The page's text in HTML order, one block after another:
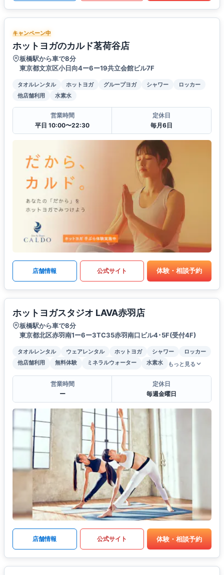
キャンペーン中
ホットヨガのカルド茗荷谷店
板橋駅から車で8分
東京都文京区小日向4ー6ー19共立会館ビル7F
タオルレンタル ホットヨガ グループヨガ シャワー
ロッカー
他店舗利用
水素水
営業時間
平日 10:00〜22:30
定休日
毎月6日
店舗情報 公式サイト 体験・相談予約
ホットヨガスタジオ LAVA赤羽店
板橋駅から車で8分
東京都北区赤羽南1ー6ー3TC35赤羽南口ビル4･5F(受付4F)
タオルレンタル ウェアレンタル ホットヨガ シャワー
ロッカー
他店舗利用
無料体験 ミネラルウォーター 水素水 もっと見る
営業時間
ー
定休日
毎週金曜日
店舗情報 公式サイト 体験・相談予約